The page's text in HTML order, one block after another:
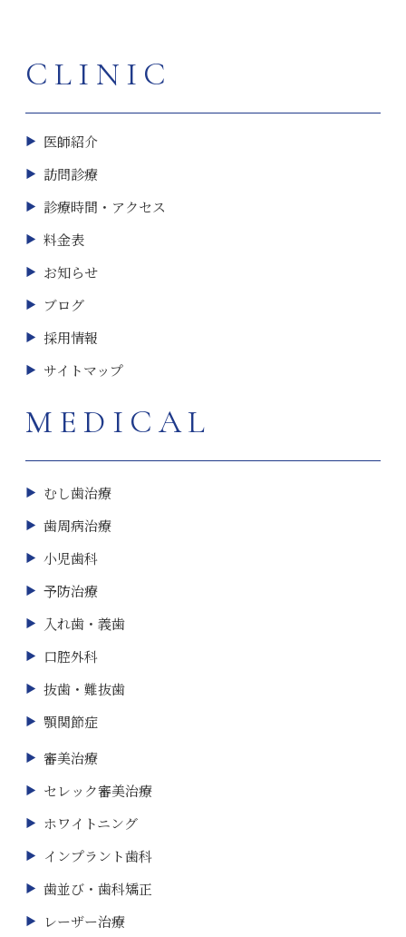
CLINIC
医師紹介
訪問診療
診療時間・アクセス
料金表
お知らせ
ブログ
採用情報
サイトマップ
MEDICAL
むし歯治療
歯周病治療
小児歯科
予防治療
入れ歯・義歯
口腔外科
抜歯・難抜歯
顎関節症
審美治療
セレック審美治療
ホワイトニング
インプラント歯科
歯並び・歯科矯正
レーザー治療